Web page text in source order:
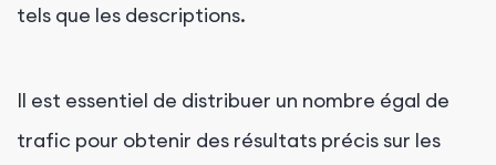
tels que les descriptions.
Il est essentiel de distribuer un nombre égal de
trafic pour obtenir des résultats précis sur les